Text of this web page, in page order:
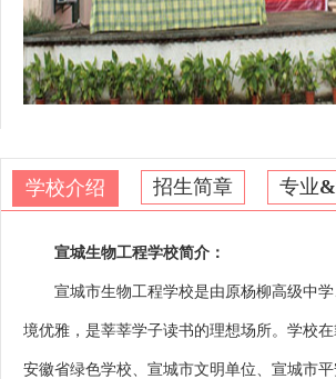
学校介绍 招生简章 专业&
宣城生物工程学校简介：
宣城市生物工程学校是由原杨柳高级中学
境优雅，是莘莘学子读书的理想场所。学校
安徽省绿色学校、宣城市文明单位、宣城市